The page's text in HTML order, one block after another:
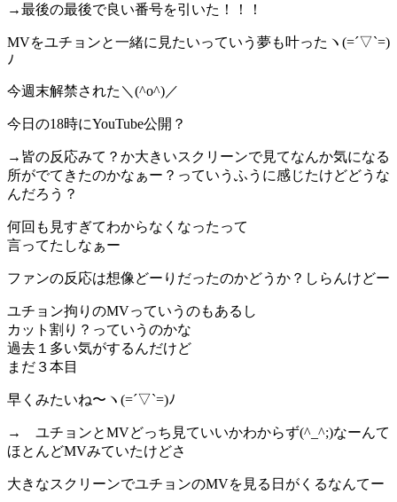
→最後の最後で良い番号を引いた！！！
MVをユチョンと一緒に見たいっていう夢も叶ったヽ(=´▽`=)
ﾉ
今週末解禁された＼(^o^)／
今日の18時にYouTube公開？
→皆の反応みて？か大きいスクリーンで見てなんか気になる
所がでてきたのかなぁー？っていうふうに感じたけどどうな
んだろう？
何回も見すぎてわからなくなったって
言ってたしなぁー
ファンの反応は想像どーりだったのかどうか？しらんけどー
ユチョン拘りのMVっていうのもあるし
カット割り？っていうのかな
過去１多い気がするんだけど
まだ３本目
早くみたいね〜ヽ(=´▽`=)ﾉ
→ ユチョンとMVどっち見ていいかわからず(^_^;)なーんて
ほとんどMVみていたけどさ
大きなスクリーンでユチョンのMVを見る日がくるなんてー